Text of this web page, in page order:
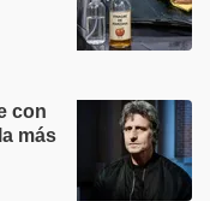
con
más